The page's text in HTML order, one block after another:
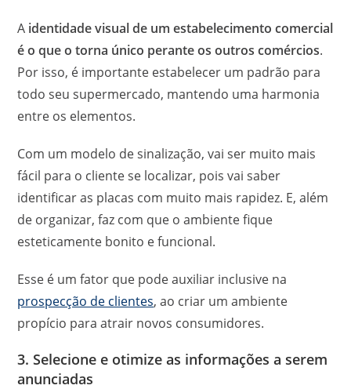
A identidade visual de um estabelecimento comercial
é o que o torna único perante os outros comércios.
Por isso, é importante estabelecer um padrão para
todo seu supermercado, mantendo uma harmonia
entre os elementos.
Com um modelo de sinalização, vai ser muito mais
fácil para o cliente se localizar, pois vai saber
identificar as placas com muito mais rapidez. E, além
de organizar, faz com que o ambiente fique
esteticamente bonito e funcional.
Esse é um fator que pode auxiliar inclusive na
prospecção de clientes, ao criar um ambiente
propício para atrair novos consumidores.
3. Selecione e otimize as informações a serem
anunciadas